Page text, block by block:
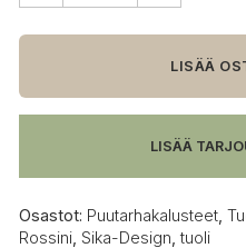
Rossini
tuoli,
luonnonvärinen
LISÄÄ
LISÄÄ
Osastot: Puutarhakalusteet
Rossini Sika-Design ,tuoli